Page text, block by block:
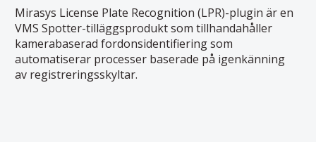
Mirasys License Plate Recognition (LPR)-plugin är en
VMS Spotter-tilläggsprodukt som tillhandahåller
kamerabaserad fordonsidentifiering som
automatiserar processer baserade på igenkänning
av registreringsskyltar.